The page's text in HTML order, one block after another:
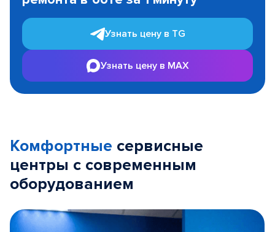
Узнать цену в TG
Узнать цену в MAX
Комфортные сервисные
центры с современным
оборудованием